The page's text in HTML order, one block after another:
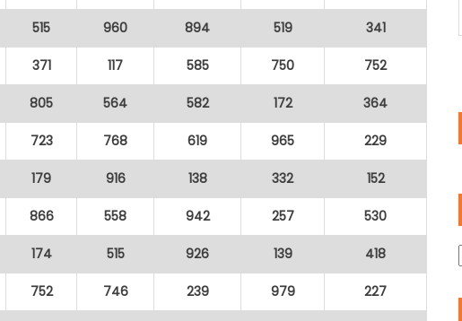
515 960 894 519 341
371 117 585 750 752
805 564 582 172 364
723 768 619 965 229
179 916 138 332 152
866 558 942 257 530
174 515 926 139 418
752 746 239 979 227